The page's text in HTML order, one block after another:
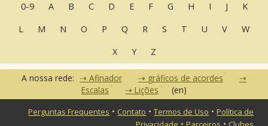
0-9 A B C D E F G H I J
K
L
M N O P Q R S T U V
W
X
Y Z
A nossa rede: Afinador
gráficos de acordes
Escalas
Lições (en)
Perguntas Frequentes • Contato •Termos de Uso •Política de